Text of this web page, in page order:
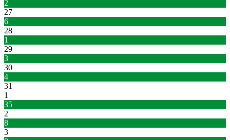
2
27
6
28
1
29
3
30
4
31
1
35
2
8
3